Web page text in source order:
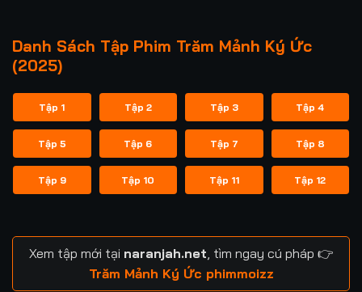
Danh Sách Tập Phim Trăm Mảnh Ký Ức
(2025)
Tập 1 Tập 2 Tập 3 Tập 4
Tập 5 Tập 6 Tập 7 Tập 8
Tập 9 Tập 10 Tập 11 Tập 12
Xem tập mới tại naranjah.net , tìm ngay cú pháp 👉
Trăm Mảnh Ký Ức phimmoizz